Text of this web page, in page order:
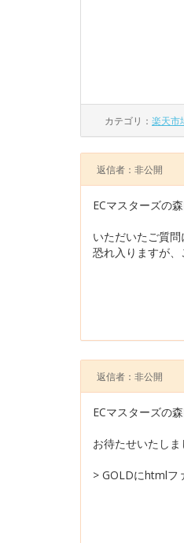
カテゴリ： 楽天市
返信者：非公開
ECマスターズの森
いただいたご質問
恐れ入りますが
返信者：非公開
ECマスターズの森
お待たせいたしま
> GOLDにhtmlフ